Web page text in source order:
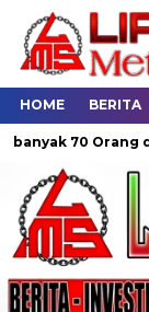
HOME BERITA
Orang di